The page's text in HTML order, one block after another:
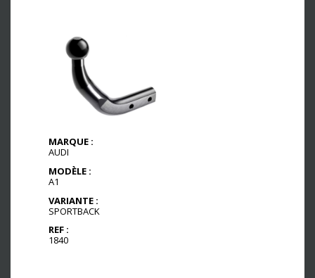
MARQUE :
AUDI
MODÈLE :
A1
VARIANTE :
SPORTBACK
REF :
1840